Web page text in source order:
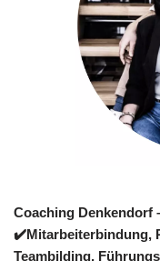
Coaching Denkendorf
✔️Mitarbeiterbindung,
Teambilding,